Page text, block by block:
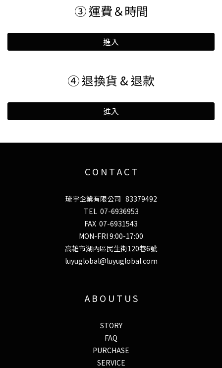
③ 運費＆時間
進入
④ 退換貨 & 退款
進入
C O N T A C T
琉宇企業有限公司 83379492
TEL 07-6936953
FAX 07-6931543
MON-FRI 9:00-17:00
高雄市湖內區民生街120巷6號
luyuglobal@luyuglobal.com
A B O U T U S
STORY
FAQ
PURCHASE
SERVICE